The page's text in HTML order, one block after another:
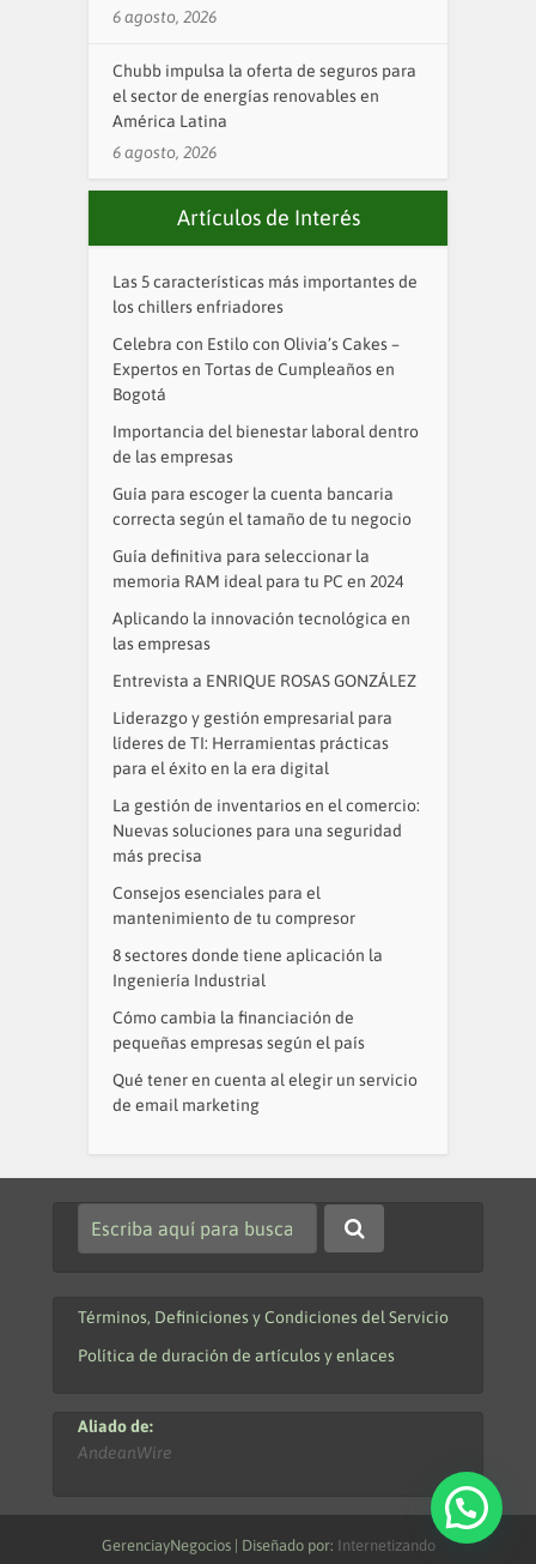
6 agosto, 2026
Chubb impulsa la oferta de seguros para
el sector de energías renovables en
América Latina
6 agosto, 2026
Artículos de Interés
Las 5 características más importantes de
los chillers enfriadores
Celebra con Estilo con Olivia’s Cakes –
Expertos en Tortas de Cumpleaños en
Bogotá
Importancia del bienestar laboral dentro
de las empresas
Guía para escoger la cuenta bancaria
correcta según el tamaño de tu negocio
Guía definitiva para seleccionar la
memoria RAM ideal para tu PC en 2024
Aplicando la innovación tecnológica en
las empresas
Entrevista a ENRIQUE ROSAS GONZÁLEZ
Liderazgo y gestión empresarial para
líderes de TI: Herramientas prácticas
para el éxito en la era digital
La gestión de inventarios en el comercio:
Nuevas soluciones para una seguridad
más precisa
Consejos esenciales para el
mantenimiento de tu compresor
8 sectores donde tiene aplicación la
Ingeniería Industrial
Cómo cambia la financiación de
pequeñas empresas según el país
Qué tener en cuenta al elegir un servicio
de email marketing
Términos, Definiciones y Condiciones del Servicio
Política de duración de artículos y enlaces
Aliado de:
AndeanWire
GerenciayNegocios | Diseñado por: Internetizando